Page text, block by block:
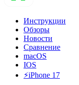
Инструкции
Обзоры
Новости
Сравнение
macOS
IOS
⚡️iPhone 17